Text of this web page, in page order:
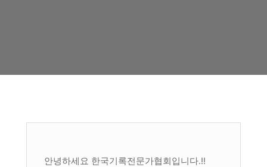
안녕하세요 한국기록전문가협회입니다.!!